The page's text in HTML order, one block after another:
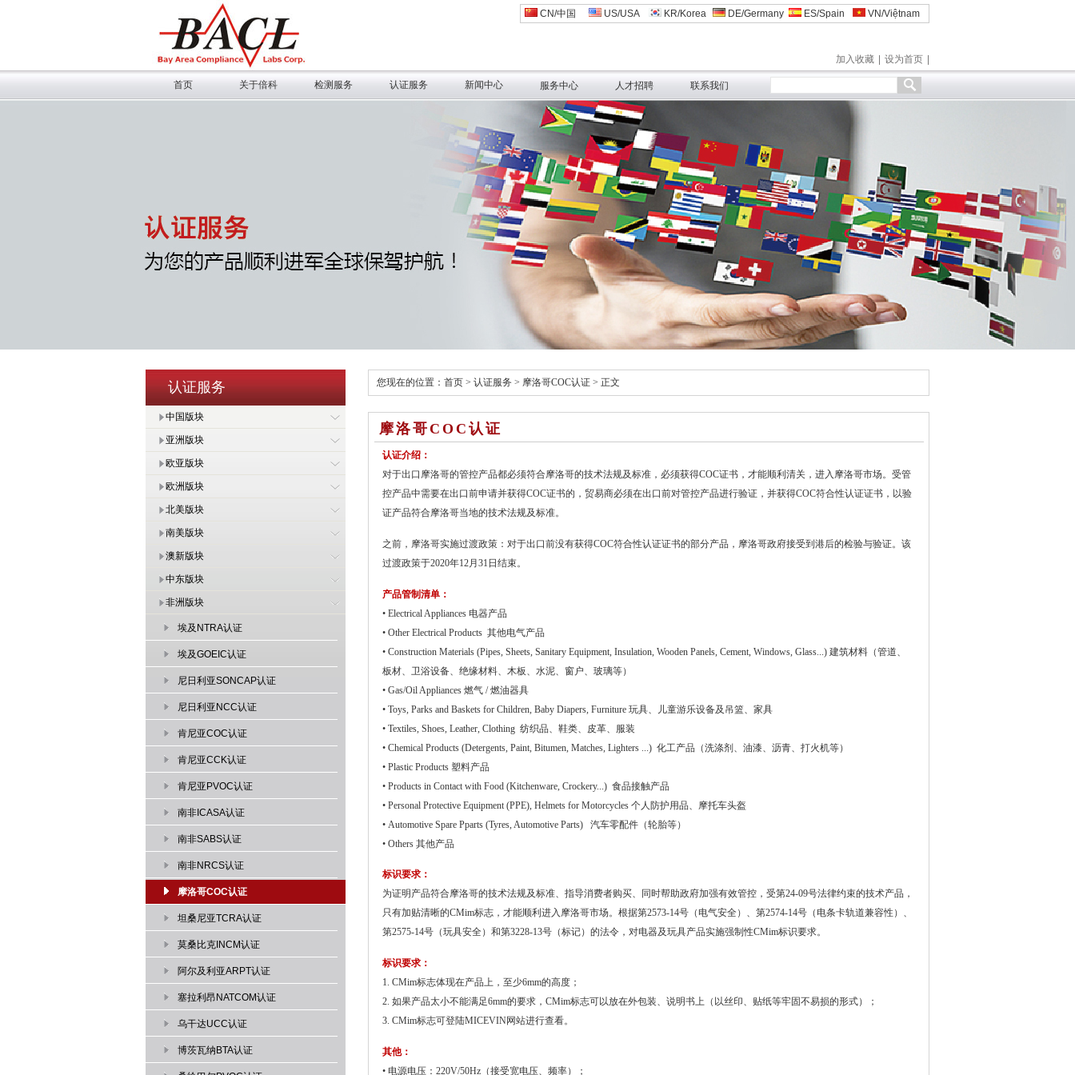
CN/中国 US/USA KR/Korea DE/Germany ES/Spain VN/Việtnam
设为首页
加入收藏
首页 关于倍科 检测服务 认证服务 新闻中心 服务中心 人才招聘 联系我们
认证服务
中国版块
亚洲版块
欧亚版块
欧洲版块
北美版块
南美版块
澳新版块
中东版块
非洲版块
埃及NTRA认证
埃及GOEIC认证
尼日利亚SONCAP认证
尼日利亚NCC认证
肯尼亚COC认证
肯尼亚CCK认证
肯尼亚PVOC认证
南非ICASA认证
南非SABS认证
南非NRCS认证
摩洛哥COC认证
坦桑尼亚TCRA认证
莫桑比克INCM认证
阿尔及利亚ARPT认证
塞拉利昂NATCOM认证
乌干达UCC认证
博茨瓦纳BTA认证
您现在的位置： 首页 > 认证服务 > 摩洛哥COC认证 > 正文
摩洛哥COC认证
认证介绍：
对于出口摩洛哥的管控产品都必须符合摩洛哥的技术法规及标准，必须获得COC证书，才能顺利清关，进入摩洛哥市场。受管
控产品中需要在出口前申请并获得COC证书的，贸易商必须在出口前对管控产品进行验证，并获得COC符合性认证证书，以验
证产品符合摩洛哥当地的技术法规及标准。
之前，摩洛哥实施过渡政策：对于出口前没有获得COC符合性认证证书的部分产品，摩洛哥政府接受到港后的检验与验证。该
过渡政策于2020年12月31日结束。
产品管制清单：
• Electrical Appliances 电器产品
• Other Electrical Products 其他电气产品
• Construction Materials (Pipes, Sheets, Sanitary Equipment, Insulation, Wooden Panels, Cement, Windows, Glass...) 建筑材料（管道、
板材、卫浴设备、绝缘材料、木板、水泥、窗户、玻璃等）
• Gas/Oil Appliances 燃气 / 燃油器具
• Toys, Parks and Baskets for Children, Baby Diapers, Furniture 玩具、儿童游乐设备及吊篮、家具
• Textiles, Shoes, Leather, Clothing 纺织品、鞋类、皮革、服装
• Chemical Products (Detergents, Paint, Bitumen, Matches, Lighters ...) 化工产品（洗涤剂、油漆、沥青、打火机等）
• Plastic Products 塑料产品
• Products in Contact with Food (Kitchenware, Crockery...) 食品接触产品
• Personal Protective Equipment (PPE), Helmets for Motorcycles 个人防护用品、摩托车头盔
• Automotive Spare Pparts (Tyres, Automotive Parts) 汽车零配件（轮胎等）
• Others 其他产品
标识要求：
为证明产品符合摩洛哥的技术法规及标准、指导消费者购买、同时帮助政府加强有效管控，受第24-09号法律约束的技术产品，
只有加贴清晰的CMim标志，才能顺利进入摩洛哥市场。根据第2573-14号（电气安全）、第2574-14号（电条卡轨道兼容性）、
第2575-14号（玩具安全）和第3228-13号（标记）的法令，对电器及玩具产品实施强制性CMim标识要求。
标识要求：
1. CMim标志体现在产品上，至少6mm的高度；
2. 如果产品太小不能满足6mm的要求，CMim标志可以放在外包装、说明书上（以丝印、贴纸等牢固不易损的形式）；
3. CMim标志可登陆MICEVIN网站进行查看。
其他：
• 电源电压：220V/50Hz（接受宽电压、频率）；